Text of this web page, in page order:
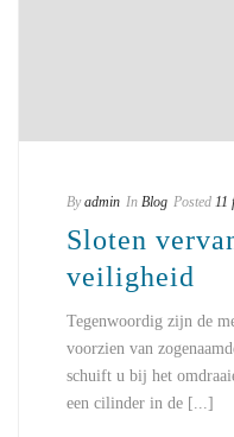
By admin In Blog Posted 11
Sloten
veiligheid
Tegenwoordig zijn de
voorzien van
schuift u bij het
een cilinder in de [...]